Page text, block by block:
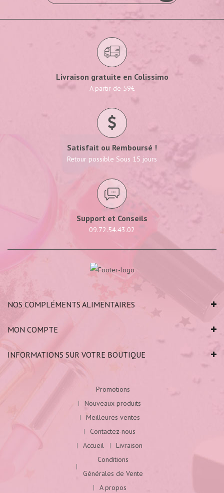
Livraison gratuite en Colissimo
A partir de 59€
Satisfait ou Remboursé !
Retour possible Sous 15 jours
Support et Conseils
09.72.54.43.02
NOS COMPLÉMENTS ALIMENTAIRES
MON COMPTE
INFORMATIONS SUR VOTRE BOUTIQUE
Promotions
Nouveaux produits
Meilleures ventes
Contactez-nous
Accueil
Livraison
Conditions
Générales de Vente
A propos